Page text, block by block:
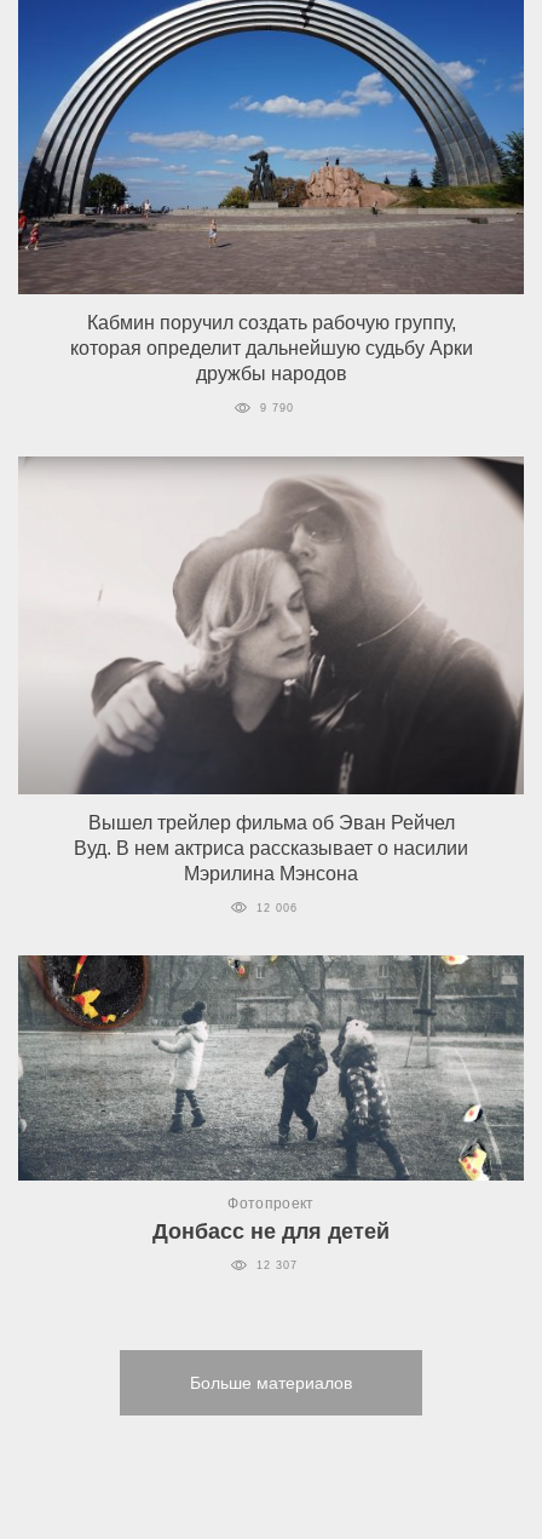
Кабмин поручил создать рабочую группу,
которая определит дальнейшую судьбу Арки
дружбы народов
9 790
Вышел трейлер фильма об Эван Рейчел
Вуд. В нем актриса рассказывает о насилии
Мэрилина Мэнсона
12 006
Фотопроект
Донбасс не для детей
12 307
Больше материалов